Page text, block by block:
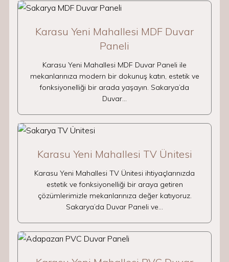
Karasu Yeni Mahallesi MDF Duvar
Paneli
Karasu Yeni Mahallesi MDF Duvar Paneli ile
mekanlarınıza modern bir dokunuş katın, estetik ve
fonksiyonelliği bir arada yaşayın. Sakarya’da
Duvar…
Karasu Yeni Mahallesi TV Ünitesi
Karasu Yeni Mahallesi TV Ünitesi ihtiyaçlarınızda
estetik ve fonksiyonelliği bir araya getiren
çözümlerimizle mekanlarınıza değer katıyoruz.
Sakarya’da Duvar Paneli ve…